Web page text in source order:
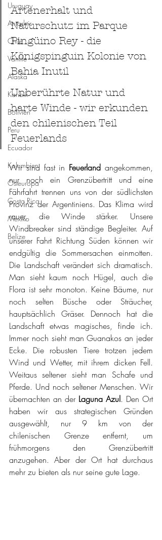
Uruguay
Antarktis
Chile
Vanlife
Alaska
Karibik
Bolivien
Peru
Ecuador
Kolumbien
Osteuropa
Costa Rica
Mexiko
Belize
Artenerhalt und
Naturschutz im Parque
Pingüino Rey - die
Königspinguin Kolonie von
Bahia Inutil
Unberührte Natur und
harte Winde - wir erkunden
den chilenischen Teil
Feuerlands
Wir sind fast in Feuerland angekommen,
nur noch ein Grenzübertritt und eine
Fährfahrt trennen uns von der südlichsten
Provinz der Argentiniens. Das Klima wird
rauer, die Winde stärker. Unsere
Windbreaker sind ständige Begleiter. Auf
unserer Fahrt Richtung Süden können wir
endgültig die Sommersachen einmotten.
Die Landschaft verändert sich dramatisch.
Man sieht kaum noch Hügel, auch die
Flora ist sehr monoton. Keine Bäume, nur
noch selten Büsche oder Sträucher,
hauptsächlich Gräser. Dennoch hat die
Landschaft etwas magisches, finde ich.
Immer noch sieht man Guanakos an jeder
Ecke. Die robusten Tiere trotzen jedem
Wind und Wetter, mit ihrem dicken Fell.
Weitaus seltener sieht man Schafe und
Pferde. Und noch seltener Menschen. Wir
übernachten an der Laguna Azul. Den Ort
haben wir aus strategischen Gründen
ausgewählt, nur 9 km von der
chilenischen Grenze entfernt, um
frühmorgens den Grenzübertritt
anzugehen. Aber der Ort hat durchaus
mehr zu bieten als nur seine gute Lage.